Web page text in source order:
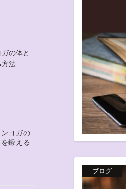
ブログ
の体と
方法
ヨガの
鍛える